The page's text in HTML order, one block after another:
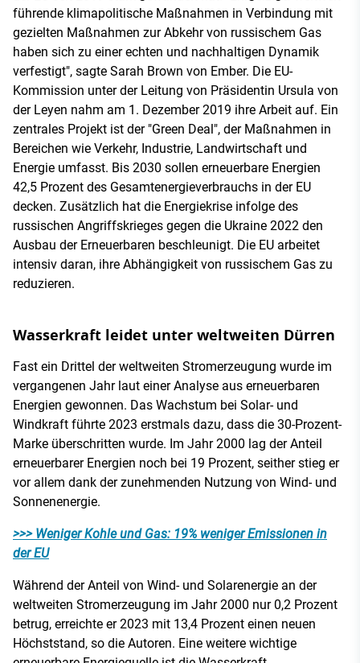
führende klimapolitische Maßnahmen in Verbindung mit
gezielten Maßnahmen zur Abkehr von russischem Gas
haben sich zu einer echten und nachhaltigen Dynamik
verfestigt", sagte Sarah Brown von Ember. Die EU-
Kommission unter der Leitung von Präsidentin Ursula von
der Leyen nahm am 1. Dezember 2019 ihre Arbeit auf. Ein
zentrales Projekt ist der "Green Deal", der Maßnahmen in
Bereichen wie Verkehr, Industrie, Landwirtschaft und
Energie umfasst. Bis 2030 sollen erneuerbare Energien
42,5 Prozent des Gesamtenergieverbrauchs in der EU
decken. Zusätzlich hat die Energiekrise infolge des
russischen Angriffskrieges gegen die Ukraine 2022 den
Ausbau der Erneuerbaren beschleunigt. Die EU arbeitet
intensiv daran, ihre Abhängigkeit von russischem Gas zu
reduzieren.
Wasserkraft leidet unter weltweiten Dürren
Fast ein Drittel der weltweiten Stromerzeugung wurde im
vergangenen Jahr laut einer Analyse aus erneuerbaren
Energien gewonnen. Das Wachstum bei Solar- und
Windkraft führte 2023 erstmals dazu, dass die 30-Prozent-
Marke überschritten wurde. Im Jahr 2000 lag der Anteil
erneuerbarer Energien noch bei 19 Prozent, seither stieg er
vor allem dank der zunehmenden Nutzung von Wind- und
Sonnenenergie.
>>> Weniger Kohle und Gas: 19% weniger Emissionen in
der EU
Während der Anteil von Wind- und Solarenergie an der
weltweiten Stromerzeugung im Jahr 2000 nur 0,2 Prozent
betrug, erreichte er 2023 mit 13,4 Prozent einen neuen
Höchststand, so die Autoren. Eine weitere wichtige